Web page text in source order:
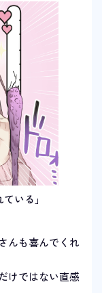
いる」
んも喜んでくれ
けではない直感